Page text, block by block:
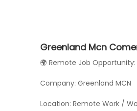
Greenland Mcn
🌍 Remote Job
Company: Greenland MCN
Location: Remote Work /